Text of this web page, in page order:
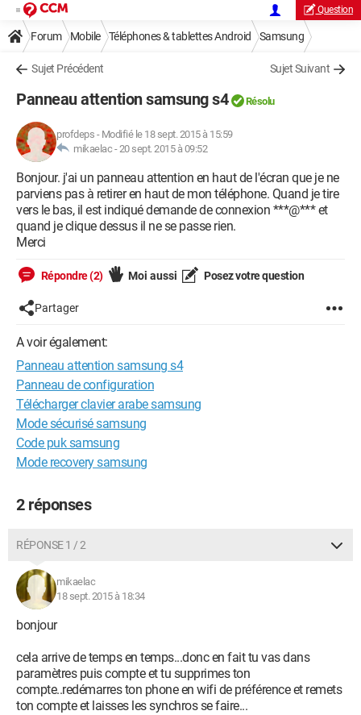
Question
Forum Mobile Téléphones & tablettes Android Samsung
Sujet Précédent Sujet Suivant
Panneau attention samsung s4 Résolu
profdeps - Modifié le 18 sept. 2015 à 15:59
mikaelac -20 sept. 2015 à 09:52
Bonjour. j'ai un panneau attention en haut de l'écran que je ne
parviens pas à retirer en haut de mon téléphone. Quand je tire
vers le bas, il est indiqué demande de connexion ***@*** et
quand je clique dessus il ne se passe rien.
Merci
Répondre (2) Moi aussi Posez votre question
Partager
A voir également:
Panneau attention samsung s4
Panneau de configuration
Télécharger clavier arabe samsung
Mode sécurisé samsung
Code puk samsung
Mode recovery samsung
2 réponses
RÉPONSE 1 / 2
mikaelac
18 sept. 2015 à 18:34
bonjour
cela arrive de temps en temps...donc en fait tu vas dans
paramètres puis compte et tu supprimes ton
compte..redémarres ton phone en wifi de préférence et remets
ton compte et laisses les synchros se faire...